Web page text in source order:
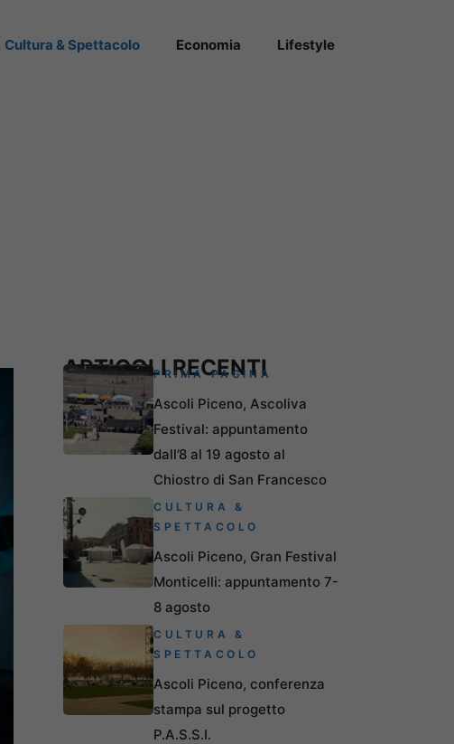
Cultura & Spettacolo Economia Lifestyle
ARTICOLI RECENTI
PRIMA PAGINA
Ascoli Piceno, Ascoliva
Festival: appuntamento
dall’8 al 19 agosto al
Chiostro di San Francesco
CULTURA &
SPETTACOLO
Ascoli Piceno, Gran Festival
Monticelli: appuntamento 7-
8 agosto
CULTURA &
SPETTACOLO
Ascoli Piceno, conferenza
stampa sul progetto
P.A.S.S.I.